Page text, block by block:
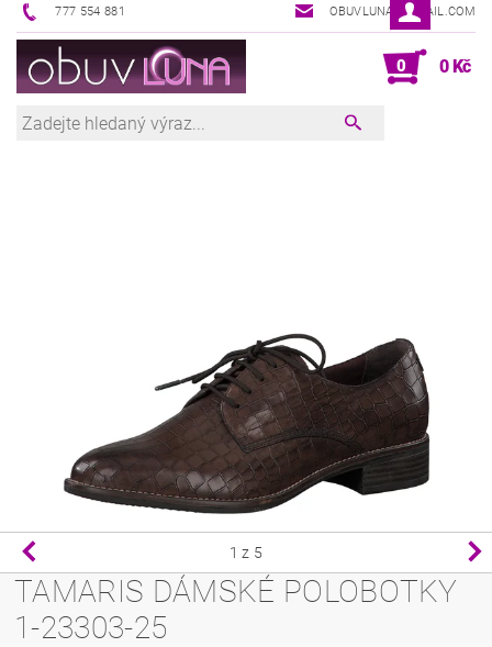
777 554 881 OBUVLUNA@GMAIL.COM
0 0 Kč
1 z 5
TAMARIS DÁMSKÉ POLOBOTKY
1-23303-25